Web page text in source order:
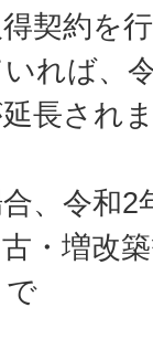
契約を
れば、
長され
、令和2
・増改
で